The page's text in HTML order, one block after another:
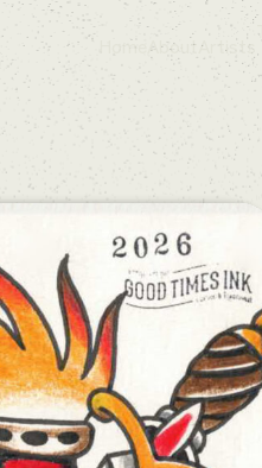
Home About Artists